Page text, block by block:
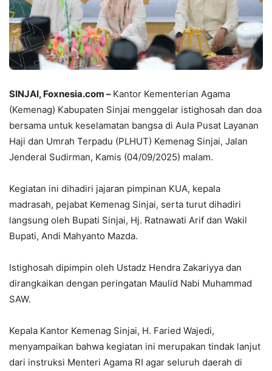
SINJAI, Foxnesia.com – Kantor Kementerian Agama
(Kemenag) Kabupaten Sinjai menggelar istighosah dan doa
bersama untuk keselamatan bangsa di Aula Pusat Layanan
Haji dan Umrah Terpadu (PLHUT) Kemenag Sinjai, Jalan
Jenderal Sudirman, Kamis (04/09/2025) malam.
Kegiatan ini dihadiri jajaran pimpinan KUA, kepala
madrasah, pejabat Kemenag Sinjai, serta turut dihadiri
langsung oleh Bupati Sinjai, Hj. Ratnawati Arif dan Wakil
Bupati, Andi Mahyanto Mazda.
Istighosah dipimpin oleh Ustadz Hendra Zakariyya dan
dirangkaikan dengan peringatan Maulid Nabi Muhammad
SAW.
Kepala Kantor Kemenag Sinjai, H. Faried Wajedi,
menyampaikan bahwa kegiatan ini merupakan tindak lanjut
dari instruksi Menteri Agama RI agar seluruh daerah di